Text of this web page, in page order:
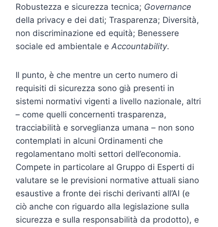
Robustezza e sicurezza tecnica; Governance
della privacy e dei dati; Trasparenza; Diversità,
non discriminazione ed equità; Benessere
sociale ed ambientale e Accountability.
Il punto, è che mentre un certo numero di
requisiti di sicurezza sono già presenti in
sistemi normativi vigenti a livello nazionale, altri
– come quelli concernenti trasparenza,
tracciabilità e sorveglianza umana – non sono
contemplati in alcuni Ordinamenti che
regolamentano molti settori dell’economia.
Compete in particolare al Gruppo di Esperti di
valutare se le previsioni normative attuali siano
esaustive a fronte dei rischi derivanti all’AI (e
ciò anche con riguardo alla legislazione sulla
sicurezza e sulla responsabilità da prodotto), e